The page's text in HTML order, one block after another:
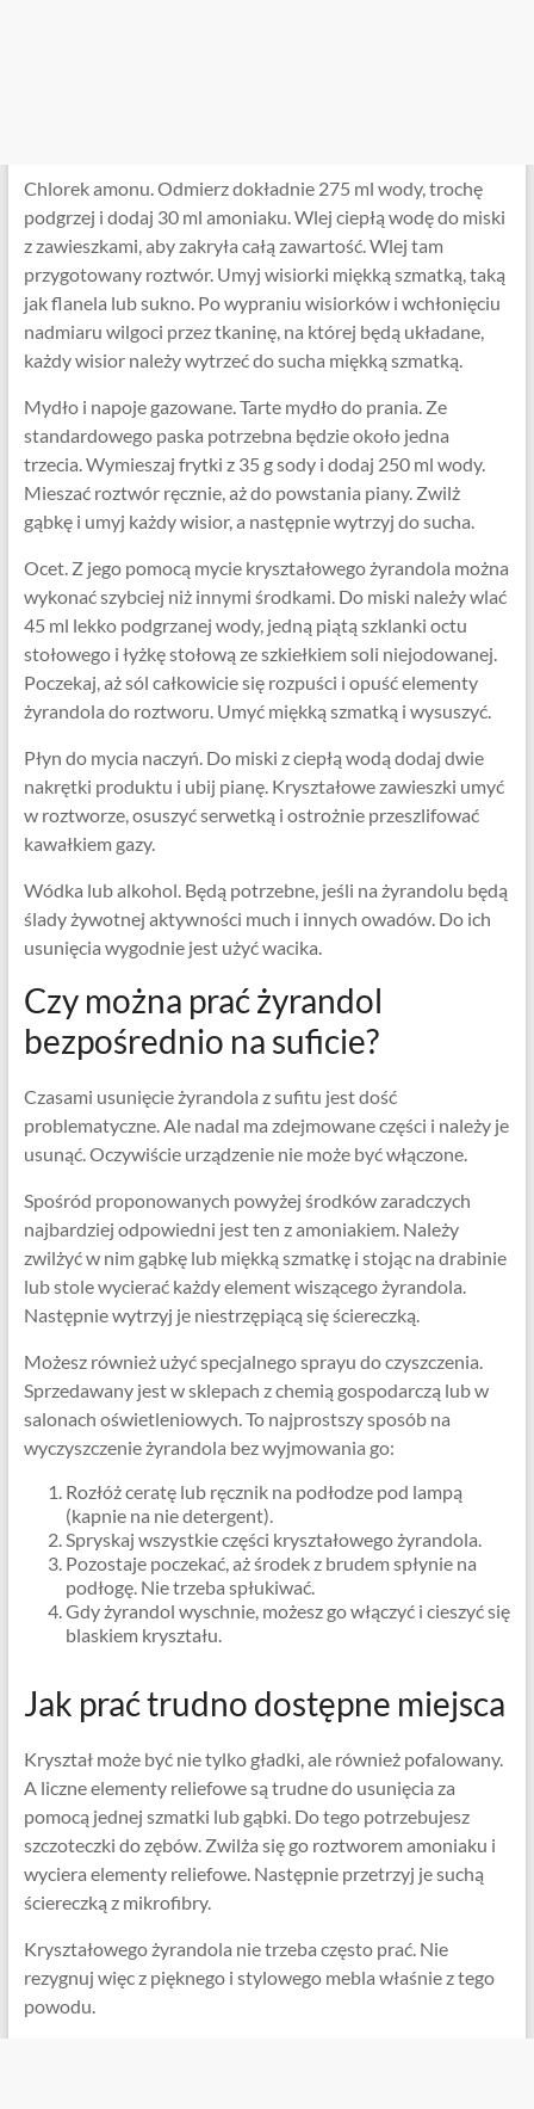
Chlorek amonu. Odmierz dokładnie 275 ml wody, trochę
podgrzej i dodaj 30 ml amoniaku. Wlej ciepłą wodę do miski
z zawieszkami, aby zakryła całą zawartość. Wlej tam
przygotowany roztwór. Umyj wisiorki miękką szmatką, taką
jak flanela lub sukno. Po wypraniu wisiorków i wchłonięciu
nadmiaru wilgoci przez tkaninę, na której będą układane,
każdy wisior należy wytrzeć do sucha miękką szmatką.
Mydło i napoje gazowane. Tarte mydło do prania. Ze
standardowego paska potrzebna będzie około jedna
trzecia. Wymieszaj frytki z 35 g sody i dodaj 250 ml wody.
Mieszać roztwór ręcznie, aż do powstania piany. Zwilż
gąbkę i umyj każdy wisior, a następnie wytrzyj do sucha.
Ocet. Z jego pomocą mycie kryształowego żyrandola można
wykonać szybciej niż innymi środkami. Do miski należy wlać
45 ml lekko podgrzanej wody, jedną piątą szklanki octu
stołowego i łyżkę stołową ze szkiełkiem soli niejodowanej.
Poczekaj, aż sól całkowicie się rozpuści i opuść elementy
żyrandola do roztworu. Umyć miękką szmatką i wysuszyć.
Płyn do mycia naczyń. Do miski z ciepłą wodą dodaj dwie
nakrętki produktu i ubij pianę. Kryształowe zawieszki umyć
w roztworze, osuszyć serwetką i ostrożnie przeszlifować
kawałkiem gazy.
Wódka lub alkohol. Będą potrzebne, jeśli na żyrandolu będą
ślady żywotnej aktywności much i innych owadów. Do ich
usunięcia wygodnie jest użyć wacika.
Czy można prać żyrandol
bezpośrednio na suficie?
Czasami usunięcie żyrandola z sufitu jest dość
problematyczne. Ale nadal ma zdejmowane części i należy je
usunąć. Oczywiście urządzenie nie może być włączone.
Spośród proponowanych powyżej środków zaradczych
najbardziej odpowiedni jest ten z amoniakiem. Należy
zwilżyć w nim gąbkę lub miękką szmatkę i stojąc na drabinie
lub stole wycierać każdy element wiszącego żyrandola.
Następnie wytrzyj je niestrzępiącą się ściereczką.
Możesz również użyć specjalnego sprayu do czyszczenia.
Sprzedawany jest w sklepach z chemią gospodarczą lub w
salonach oświetleniowych. To najprostszy sposób na
wyczyszczenie żyrandola bez wyjmowania go:
Rozłóż ceratę lub ręcznik na podłodze pod lampą
(kapnie na nie detergent).
Spryskaj wszystkie części kryształowego żyrandola.
Pozostaje poczekać, aż środek z brudem spłynie na
podłogę. Nie trzeba spłukiwać.
Gdy żyrandol wyschnie, możesz go włączyć i cieszyć się
blaskiem kryształu.
Jak prać trudno dostępne miejsca
Kryształ może być nie tylko gładki, ale również pofalowany.
A liczne elementy reliefowe są trudne do usunięcia za
pomocą jednej szmatki lub gąbki. Do tego potrzebujesz
szczoteczki do zębów. Zwilża się go roztworem amoniaku i
wyciera elementy reliefowe. Następnie przetrzyj je suchą
ściereczką z mikrofibry.
Kryształowego żyrandola nie trzeba często prać. Nie
rezygnuj więc z pięknego i stylowego mebla właśnie z tego
powodu.